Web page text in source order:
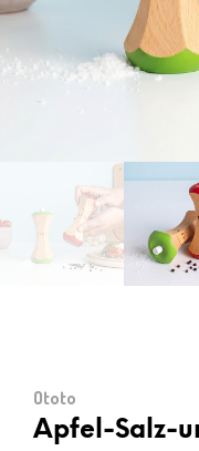
Ototo
Apfel-Salz-